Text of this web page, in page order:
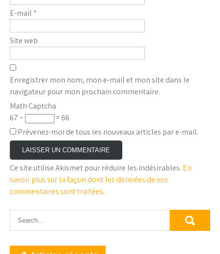
E-mail *
Site web
Enregistrer mon nom, mon e-mail et mon site dans le
navigateur pour mon prochain commentaire.
Math Captcha
67 −
= 66
Prévenez-moi de tous les nouveaux articles par e-mail.
Ce site utilise Akismet pour réduire les indésirables. En
savoir plus sur la façon dont les données de vos
commentaires sont traitées.